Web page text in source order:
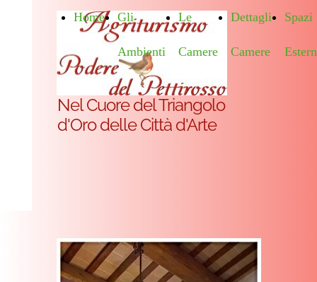
Home Gli
Ambienti
Le
Camere
Dettagli
Camere
Spazi
Nel Cuore del Triangolo
d'Oro delle Città d'Arte